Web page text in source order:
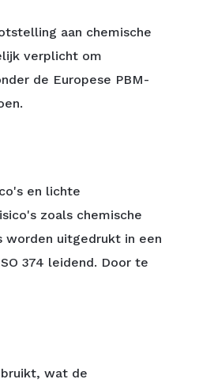
aan chemische
verplicht om
de Europese PBM-
en lichte
zoals chemische
worden uitgedrukt in een
374 leidend. Door te
wat de